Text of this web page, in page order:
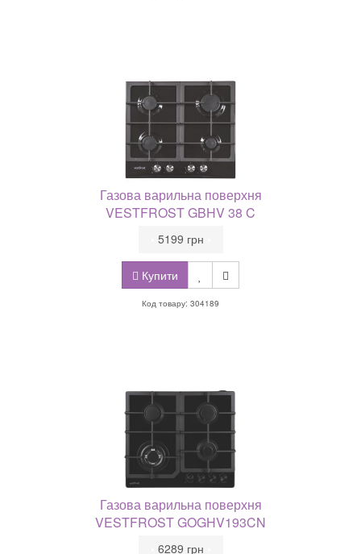
Газова варильна поверхня
VESTFROST GBHV 38 C
Купити
5199 грн
Код товару: 304189
Газова варильна поверхня
VESTFROST GOGHV193CN
6289 грн